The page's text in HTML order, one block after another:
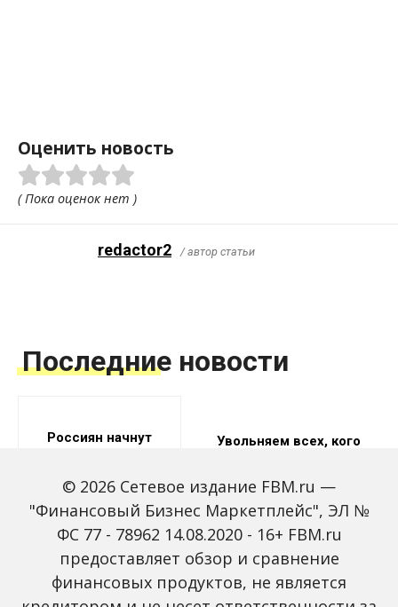
Оценить новость
( Пока оценок нет )
redactor2 / автор статьи
Последние новости
Россиян начнут
Увольняем всех, кого
Когда безработные
Работодатель решил
© 2026 Сетевое издание FBM.ru —
"Финансовый Бизнес Маркетплейс", ЭЛ №
ФС 77 - 78962 14.08.2020 - 16+ FBM.ru
предоставляет обзор и сравнение
финансовых продуктов, не является